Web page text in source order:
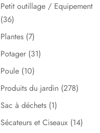
Petit outillage / Equipement
(36)
Plantes (7)
Potager (31)
Poule (10)
Produits du jardin (278)
Sac à déchets (1)
Sécateurs et Ciseaux (14)